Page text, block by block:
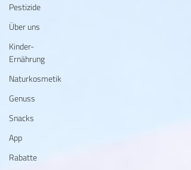
Pestizide
Über uns
Kinder-
Ernährung
Naturkosmetik
Genuss
Snacks
App
Rabatte